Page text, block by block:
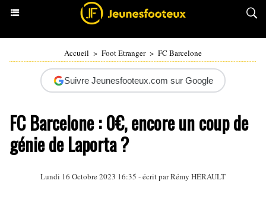
Accueil > Foot Etranger > FC Barcelone
Suivre Jeunesfooteux.com sur Google
FC Barcelone : 0€, encore un coup de
génie de Laporta ?
Lundi 16 Octobre 2023 16:35 - écrit parRémy HÉRAULT